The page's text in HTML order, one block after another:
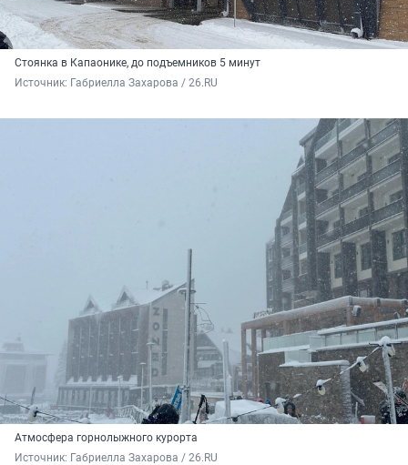
Стоянка в Капаонике, до подъемников 5 минут
Источник: Габриелла Захарова / 26.RU
Атмосфера горнолыжного курорта
Источник: Габриелла Захарова / 26.RU